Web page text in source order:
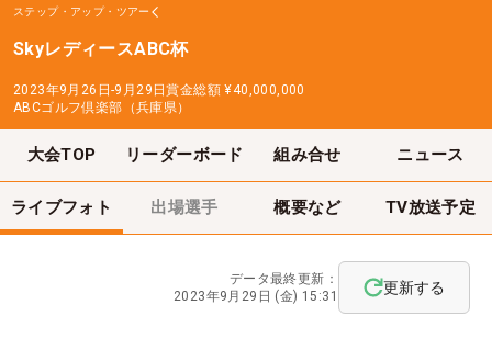
ステップ・アップ・ツアー
SkyレディースABC杯
2023年9月26日-9月29日賞金総額 ¥40,000,000
ABCゴルフ倶楽部（兵庫県）
大会TOP リーダーボード 組み合せ ニュース
ライブフォト 出場選手 概要など TV放送予定
データ最終更新：
2023年9月29日 (金) 15:31
更新する